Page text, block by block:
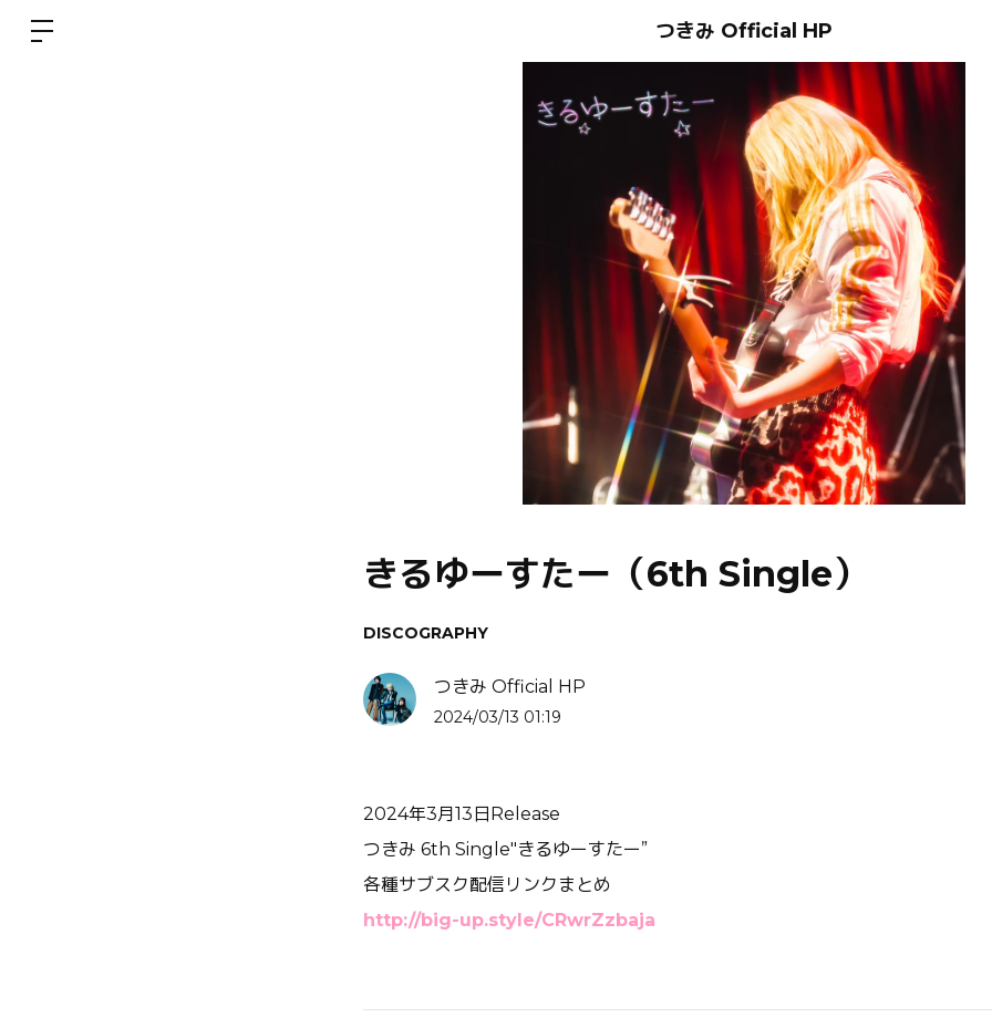
つきみ Official HP
きるゆーすたー（6th Single）
DISCOGRAPHY
つきみ Official HP
2024/03/13 01:19
2024年3月13日Release
つきみ 6th Single"きるゆーすたー”
各種サブスク配信リンクまとめ
http://big-up.style/CRwrZzbaja